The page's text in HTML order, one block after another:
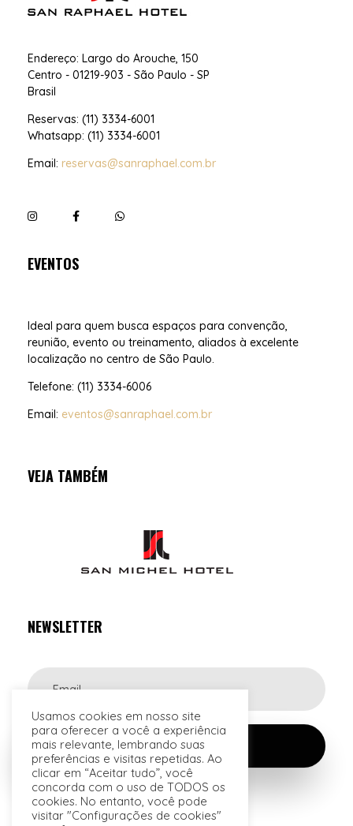
Endereço: Largo do Arouche, 150
Centro - 01219-903 - São Paulo - SP
Brasil
Reservas: (11) 3334-6001
Whatsapp: (11) 3334-6001
Email: reservas@sanraphael.com.br
EVENTOS
Ideal para quem busca espaços para convenção,
reunião, evento ou treinamento, aliados à excelente
localização no centro de São Paulo.
Telefone: (11) 3334-6006
Email: eventos@sanraphael.com.br
VEJA TAMBÉM
NEWSLETTER
Usamos cookies em nosso site
para oferecer a você a experiência
mais relevante, lembrando suas
preferências e visitas repetidas. Ao
clicar em “Aceitar tudo”, você
concorda com o uso de TODOS os
cookies. No entanto, você pode
visitar "Configurações de cookies"